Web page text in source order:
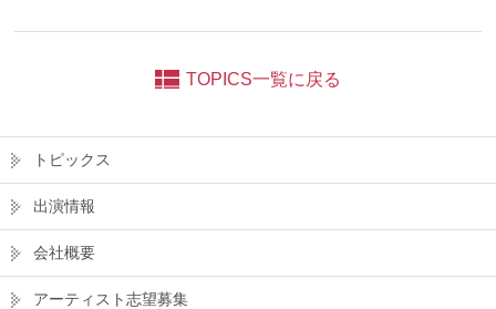
TOPICS一覧に戻る
トピックス
出演情報
会社概要
アーティスト志望募集